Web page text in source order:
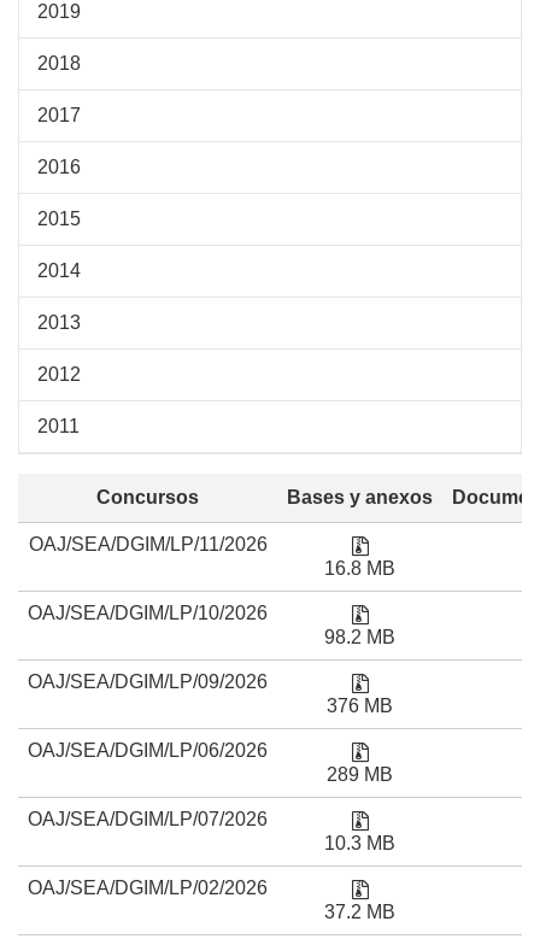
2019
2018
2017
2016
2015
2014
2013
2012
2011
Concursos Bases y anexos
OAJ/SEA/DGIM/LP/11/2026
Liga para consultar el
16.8 MB
OAJ/SEA/DGIM/LP/10/2026
Liga para consultar el
98.2 MB
OAJ/SEA/DGIM/LP/09/2026
Liga para consultar el
376 MB
OAJ/SEA/DGIM/LP/06/2026
Liga para consultar el
289 MB
OAJ/SEA/DGIM/LP/07/2026
Liga para consultar el
10.3 MB
OAJ/SEA/DGIM/LP/02/2026
Liga para consultar el
37.2 MB